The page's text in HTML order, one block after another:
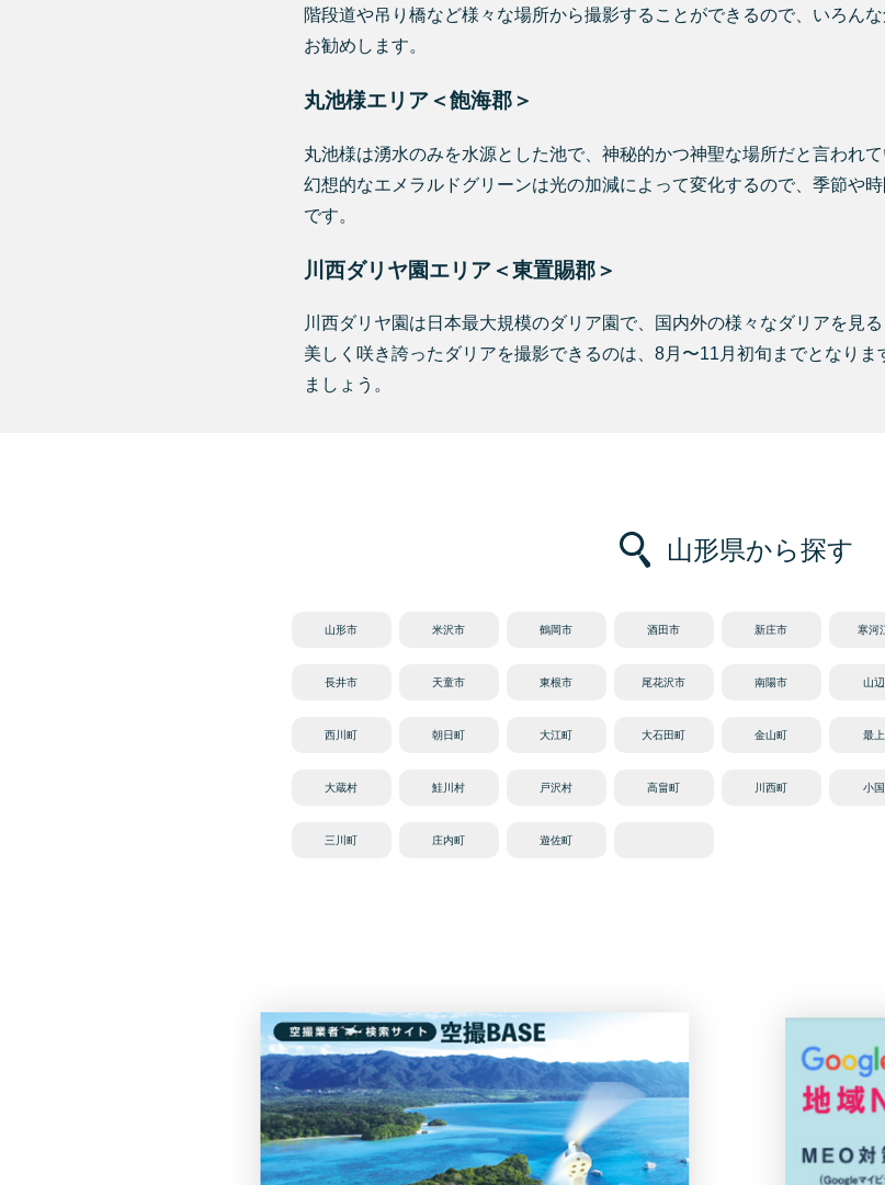
階段道や吊り橋など様々な場所から撮影することができるので、いろん
お勧めします。
丸池様エリア＜飽海郡＞
丸池様は湧水のみを水源とした池で、神秘的かつ神聖な場所だと言われて
幻想的なエメラルドグリーンは光の加減によって変化するので、季節や
です。
川西ダリヤ園エリア＜東置賜郡＞
川西ダリヤ園は日本最大規模のダリア園で、国内外の様々なダリアを見る
美しく咲き誇ったダリアを撮影できるのは、8月〜11月初旬までとなり
ましょう。
山形県から探す
山形市 米沢市 鶴岡市 酒田市 新庄市 寒河
長井市 天童市 東根市 尾花沢市 南陽市 山辺
西川町 朝日町 大江町 大石田町 金山町 最
大蔵村 鮭川村 戸沢村 高畠町 川西町 小
三川町 庄内町 遊佐町